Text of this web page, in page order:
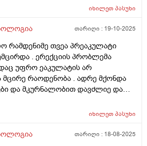
თუ აღმიდგება მგრძნობელობა
იხილეთპასუხი
თარიღი : 19-10-2025
რამდენიმე თვეა პრეაკულატი
. ერექციის პრობლემა
უფრო ეაკულატის არ
რაოდენობა . ადრე მქონდა
და მკურნალობით დავძლიე და
იხილეთპასუხი
თარიღი : 18-08-2025